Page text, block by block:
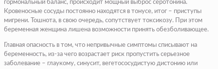
гормональный баланс, происходит мощный выброс серотонина.
Кровеносные сосуды постоянно находятся в тонусе, итог – приступы
мигрени. Тошнота, в свою очередь, сопутствует токсикозу. При этом
беременная женщина лишена возможности принять обезболивающее.
Главная опасность в том, что непривычные симптомы списывают на
беременность, из-за чего возрастает риск пропустить серьезное
заболевание – глаукому, синусит, вегетососудистую дистонию или